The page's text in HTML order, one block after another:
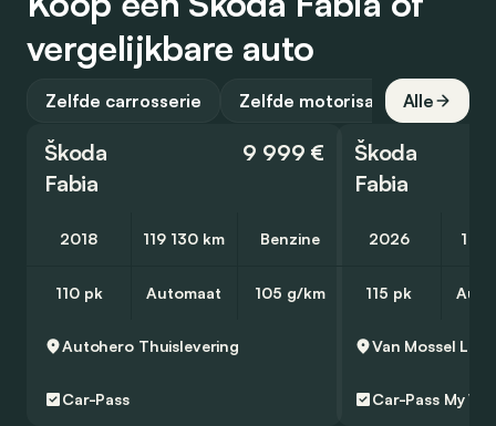
vergelijkbare auto
Zelfde carrosserie Zelfde motorisatie Alle
Škoda
Fabia
9 999 €
2018 119 130 km Benzine
110 pk Automaat 105 g/km
Autohero Thuislevering
Car-Pass
Škoda
Fabia
2026 1
115 pk
Car-Pass My